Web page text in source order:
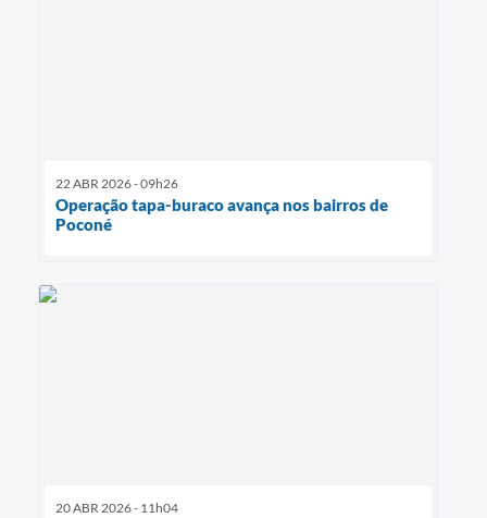
22 ABR 2026 - 09h26
Operação tapa-buraco avança nos bairros de
Poconé
20 ABR 2026 - 11h04